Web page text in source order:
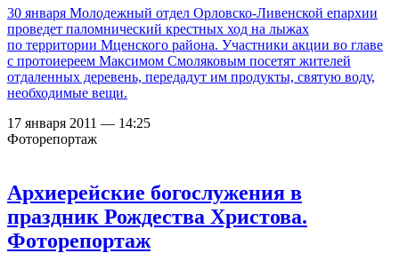
30 января Молодежный отдел Орловско-Ливенской епархии
проведет паломнический крестных ход на лыжах
по территории Мценского района. Участники акции во главе
с протоиереем Максимом Смоляковым посетят жителей
отдаленных деревень, передадут им продукты, святую воду,
необходимые вещи.
17 января 2011 — 14:25
Фоторепортаж
Архиерейские богослужения в
праздник Рождества Христова.
Фоторепортаж